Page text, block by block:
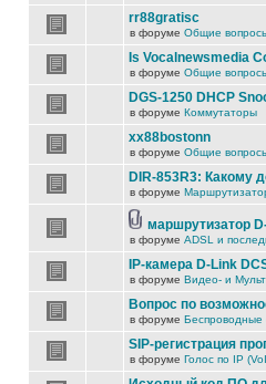
rr88gratisc
в форуме Общие
Is Vocalnewsmedia
в форуме Общие
DGS-1250 DHCP
в форуме Коммутаторы
xx88bostonn
в форуме Общие
DIR-853R3: Какому
в форуме
маршрутизатор
в форуме ADSL и
IP-камера D-Link
в форуме Видео- и
Вопрос по
в форуме Беспроводные
SIP-регистрация
в форуме Голос по IP